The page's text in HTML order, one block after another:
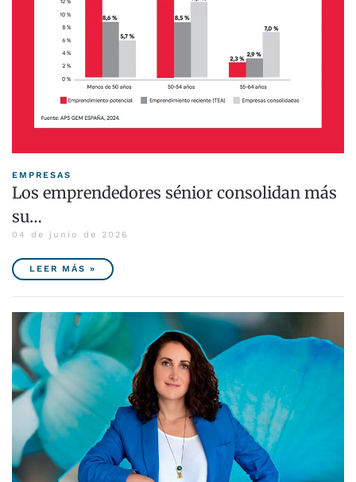
EMPRESAS
Los emprendedores sénior consolidan más
su…
04 de junio de 2026
LEER MÁS »